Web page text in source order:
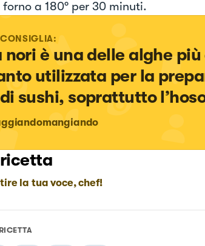
a 180° per 30 minuti.
nori è una delle alghe
utilizzata per la
sushi, soprattutto
la tua voce, chef!